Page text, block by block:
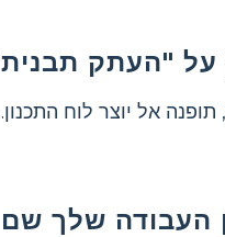
אל יוצר לוח התכנון.